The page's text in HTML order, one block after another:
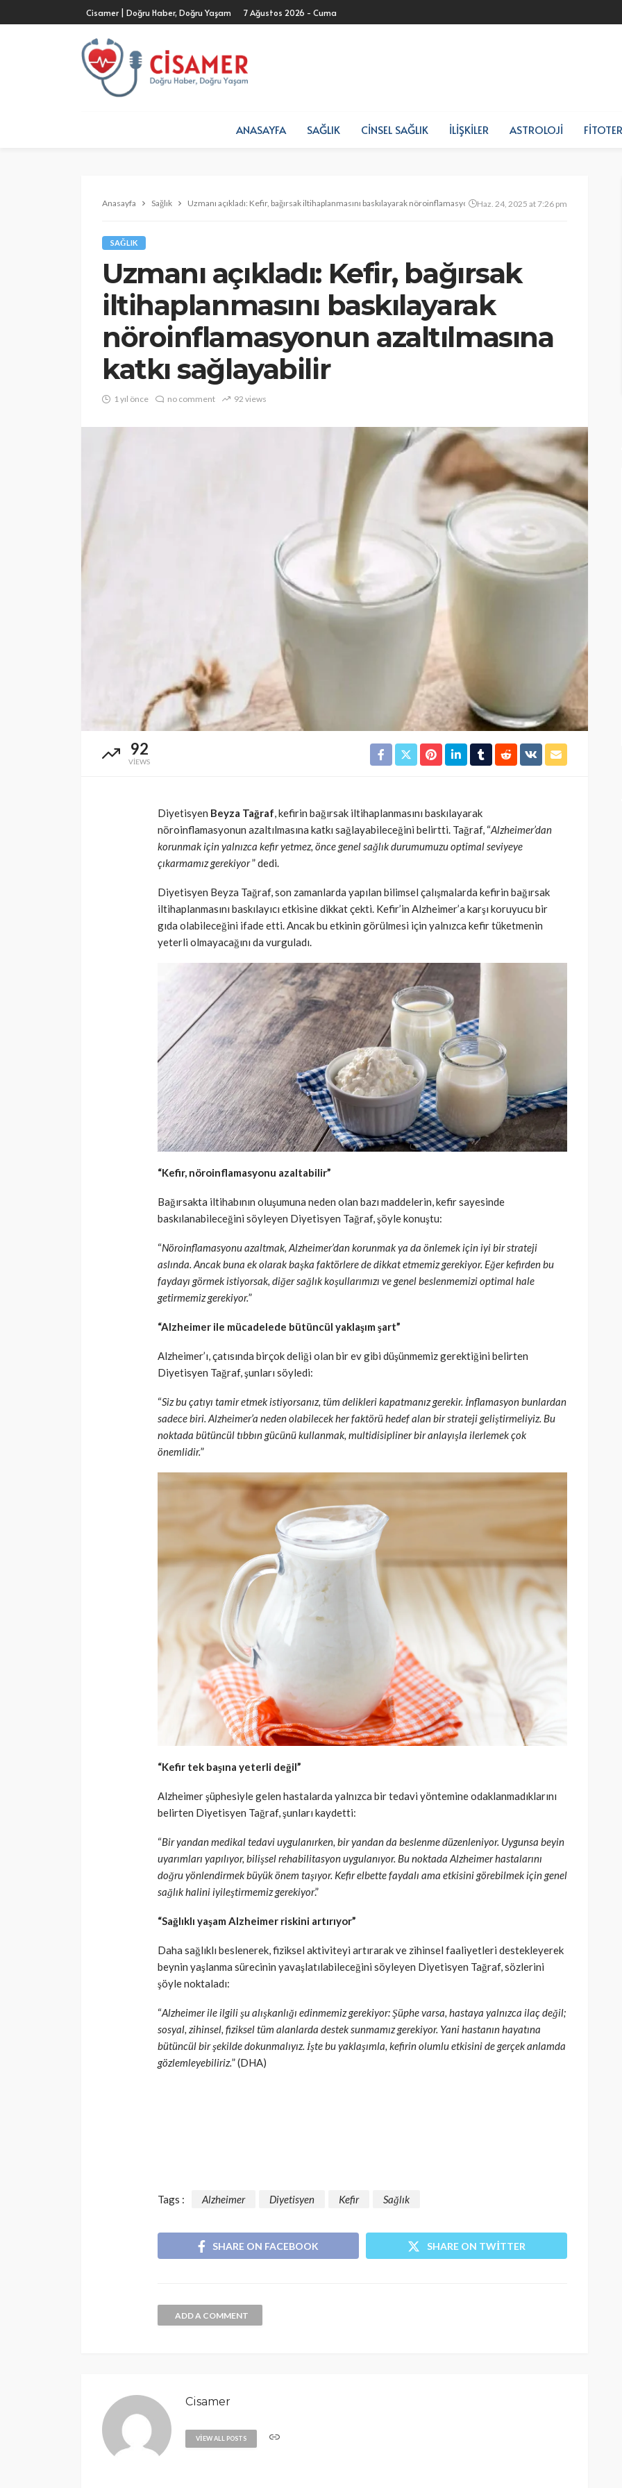
Cisamer | Doğru Haber, Doğru Yaşam 7 Ağustos 2026 - Cuma
ANASAYFA SAĞLIK CINSEL SAĞLIK İLIŞKILER ASTROLOJI
Anasayfa Sağlık Uzmanı açıkladı: Kefir, bağırsak iltihaplanmasını baskılayarak nöroinflamasyonun azaltılmasına katkı sağlayabilir
Haz. 24, 2025 at 7:26 pm
SAĞLIK
Uzmanı açıkladı: Kefir, bağırsak
iltihaplanmasını baskılayarak
nöroinflamasyonun azaltılmasına
katkı sağlayabilir
1 yıl önce no comment 92 views
92
VIEWS
Diyetisyen Beyza Tağraf, kefirin bağırsak iltihaplanmasını baskılayarak
nöroinflamasyonun azaltılmasına katkı sağlayabileceğini belirtti. Tağraf, “Alzheimer’dan
korunmak için yalnızca kefir yetmez, önce genel sağlık durumumuzu optimal seviyeye
çıkarmamız gerekiyor” dedi.
Diyetisyen Beyza Tağraf, son zamanlarda yapılan bilimsel çalışmalarda kefirin bağırsak
iltihaplanmasını baskılayıcı etkisine dikkat çekti. Kefir’in Alzheimer’a karşı koruyucu bir
gıda olabileceğini ifade etti. Ancak bu etkinin görülmesi için yalnızca kefir tüketmenin
yeterli olmayacağını da vurguladı.
“Kefir, nöroinflamasyonu azaltabilir”
Bağırsakta iltihabının oluşumuna neden olan bazı maddelerin, kefir sayesinde
baskılanabileceğini söyleyen Diyetisyen Tağraf, şöyle konuştu:
“Nöroinflamasyonu azaltmak, Alzheimer’dan korunmak ya da önlemek için iyi bir strateji
aslında. Ancak buna ek olarak başka faktörlere de dikkat etmemiz gerekiyor. Eğer kefirden bu
faydayı görmek istiyorsak, diğer sağlık koşullarımızı ve genel beslenmemizi optimal hale
getirmemiz gerekiyor.”
“Alzheimer ile mücadelede bütüncül yaklaşım şart”
Alzheimer’ı, çatısında birçok deliği olan bir ev gibi düşünmemiz gerektiğini belirten
Diyetisyen Tağraf, şunları söyledi:
“Siz bu çatıyı tamir etmek istiyorsanız, tüm delikleri kapatmanız gerekir. İnflamasyon bunlardan
sadece biri. Alzheimer’a neden olabilecek her faktörü hedef alan bir strateji geliştirmeliyiz. Bu
noktada bütüncül tıbbın gücünü kullanmak, multidisipliner bir anlayışla ilerlemek çok
önemlidir.”
“Kefir tek başına yeterli değil”
Alzheimer şüphesiyle gelen hastalarda yalnızca bir tedavi yöntemine odaklanmadıklarını
belirten Diyetisyen Tağraf, şunları kaydetti:
“Bir yandan medikal tedavi uygulanırken, bir yandan da beslenme düzenleniyor. Uygunsa beyin
uyarımları yapılıyor, bilişsel rehabilitasyon uygulanıyor. Bu noktada Alzheimer hastalarını
doğru yönlendirmek büyük önem taşıyor. Kefir elbette faydalı ama etkisini görebilmek için genel
sağlık halini iyileştirmemiz gerekiyor.”
“Sağlıklı yaşam Alzheimer riskini artırıyor”
Daha sağlıklı beslenerek, fiziksel aktiviteyi artırarak ve zihinsel faaliyetleri destekleyerek
beynin yaşlanma sürecinin yavaşlatılabileceğini söyleyen Diyetisyen Tağraf, sözlerini
şöyle noktaladı:
“Alzheimer ile ilgili şu alışkanlığı edinmemiz gerekiyor: Şüphe varsa, hastaya yalnızca ilaç değil;
sosyal, zihinsel, fiziksel tüm alanlarda destek sunmamız gerekiyor. Yani hastanın hayatına
bütüncül bir şekilde dokunmalıyız. İşte bu yaklaşımla, kefirin olumlu etkisini de gerçek anlamda
gözlemleyebiliriz.” (DHA)
Tags : Alzheimer Diyetisyen Kefir Sağlık
SHARE ON FACEBOOK SHARE ON TWITTER
ADD A COMMENT
Cisamer
VIEW ALL POSTS
Günde yalnızca 3 kısmı
yetiyor! Alzheimer riskine
karşı çelikten kalkan
Cisamer 3 ay önce
Türkiye’de de satılan bebek
mamasına toplatma kararı
Cisamer 3 ay önce